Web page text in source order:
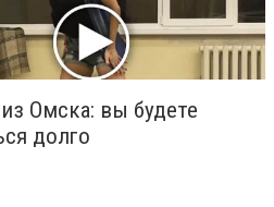
Омска: вы будете
долго